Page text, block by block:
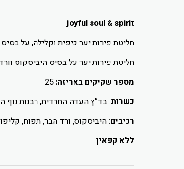
joyful soul & spirit
חליטת פירות יער כיפית וקלילה, על
חליטת פירות יער על בסיס היביסקוס
מספר שקיקים באריזה:
כשרות: בד”ץ העדה החרדית, רבנות נוף
רכיבים: היביסקוס, ורד הבר, תפוח,
ללא קפאין